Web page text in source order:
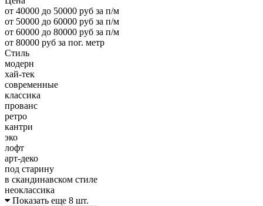
от 40000 до 50000 руб за п/м
от 50000 до 60000 руб за п/м
от 60000 до 80000 руб за п/м
от 80000 руб за пог. метр
Стиль
модерн
хай-тек
современные
классика
прованс
ретро
кантри
эко
лофт
арт-деко
под старину
в скандинавском стиле
неоклассика
Показать еще 8 шт.